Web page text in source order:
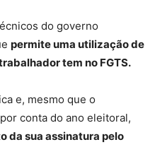
do governo
permite uma utilização de
tem no FGTS.
e, mesmo que o
conta do ano eleitoral,
da sua assinatura pelo